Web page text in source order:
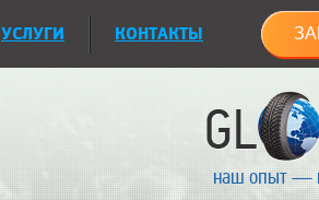
УСЛУГИ КОНТАКТЫ
наш опыт —